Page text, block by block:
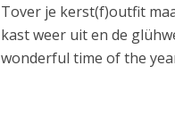
Tover je kerst(f)outfit
kast weer uit en de
wonderful time of the